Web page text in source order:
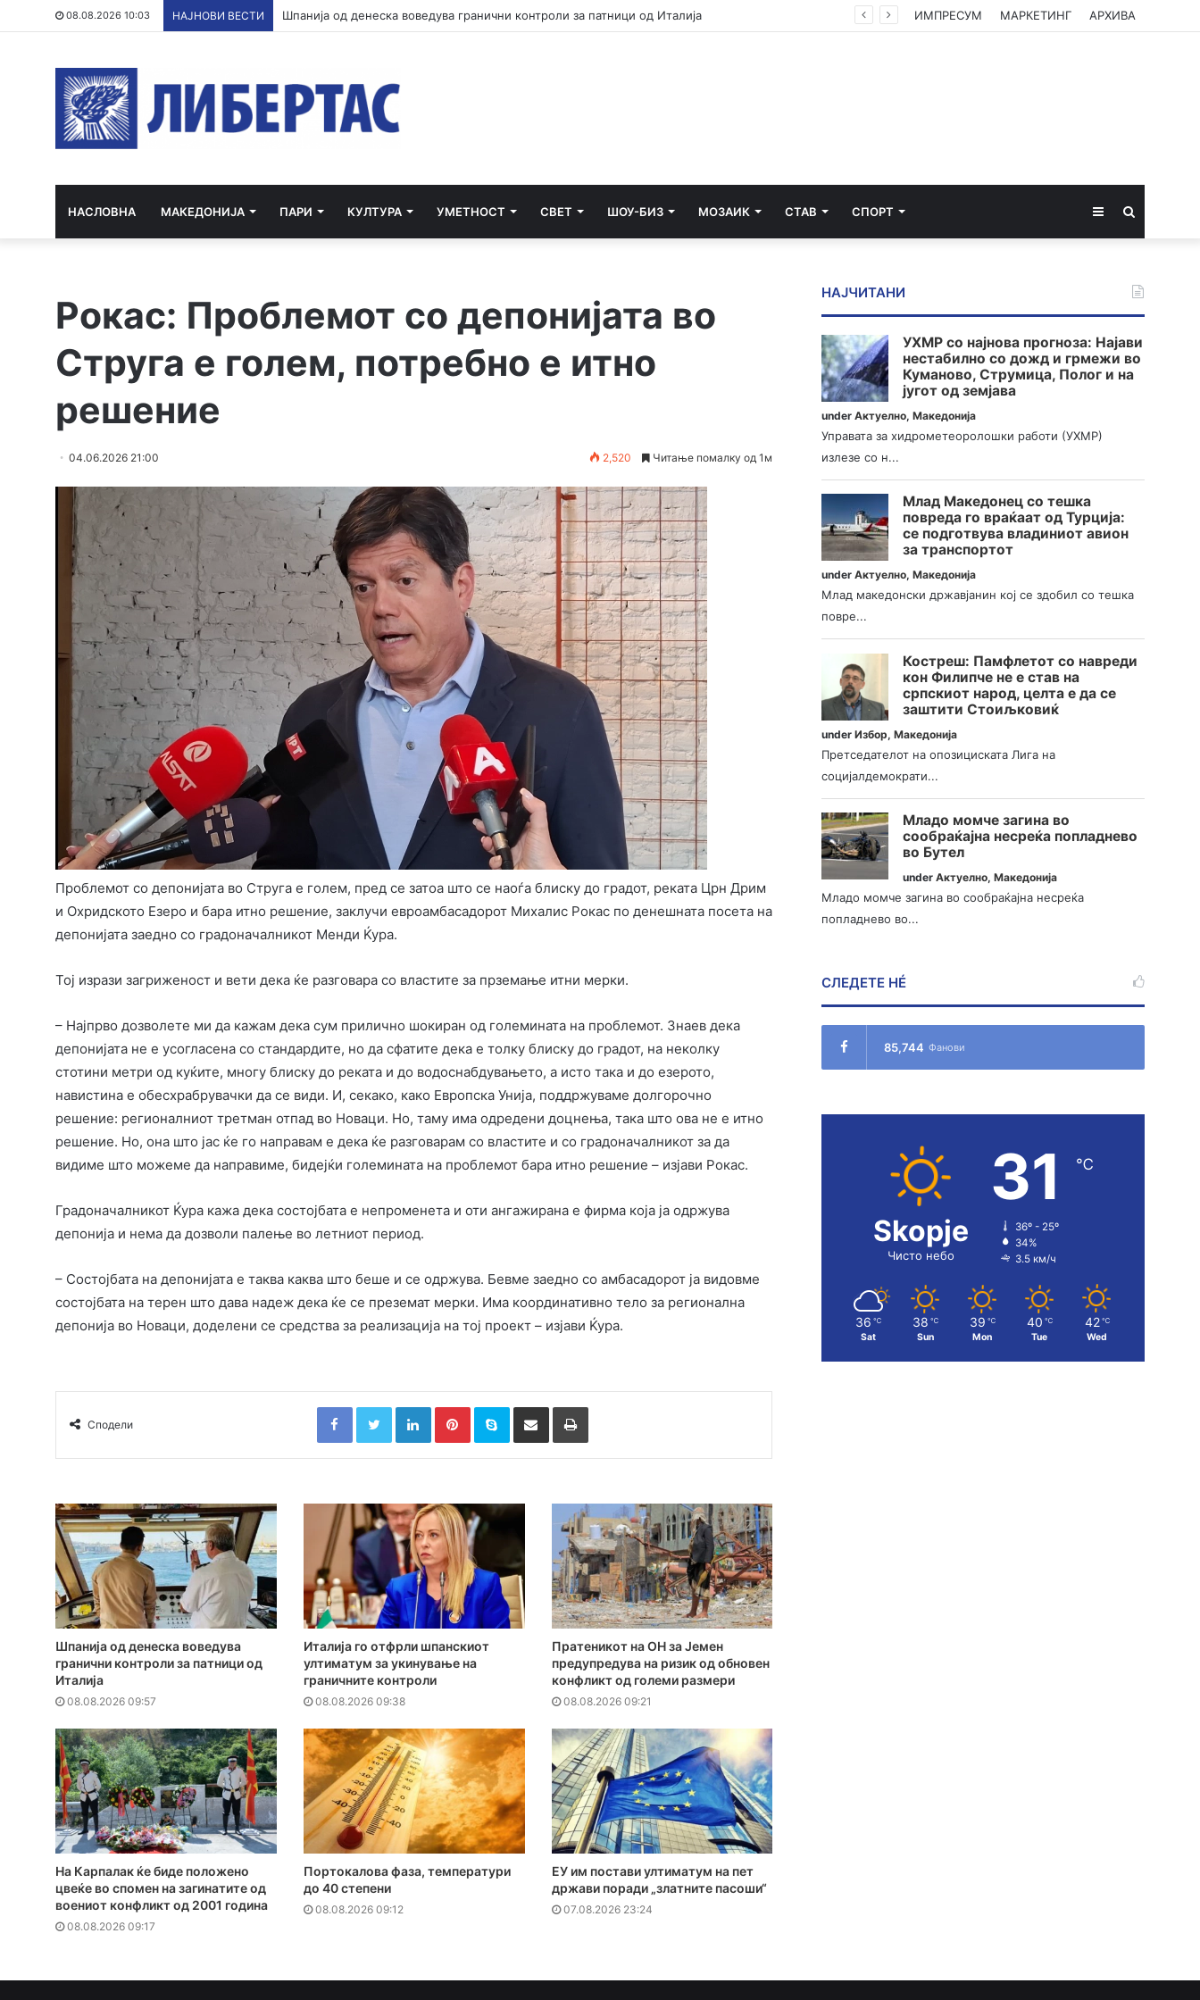
08.08.2026 10:03 НАЈНОВИ ВЕСТИ Италија го отфрли шпанскиот ултиматум за укинување на граничните контроли ИМПРЕСУМ МАРКЕТИНГ АРХИВА
НАСЛОВНА МАКЕДОНИЈА ПАРИ КУЛТУРА УМЕТНОСТ СВЕТ ШОУ-БИЗ МОЗАИК СТАВ СПОРТ Sidebar
Рокас: Проблемот со депонијата во
Струга е голем, потребно е итно
решение
04.06.2026 21:00 2,520 Читање помалку од 1м
Проблемот со депонијата во Струга е голем, пред се затоа што се наоѓа блиску до градот, реката Црн Дрим
и Охридското Езеро и бара итно решение, заклучи евроамбасадорот Михалис Рокас по денешната посета на
депонијата заедно со градоначалникот Менди Ќура.
Тој изрази загриженост и вети дека ќе разговара со властите за прземање итни мерки.
– Најпрво дозволете ми да кажам дека сум прилично шокиран од големината на проблемот. Знаев дека
депонијата не е усогласена со стандардите, но да сфатите дека е толку блиску до градот, на неколку
стотини метри од куќите, многу блиску до реката и до водоснабдувањето, а исто така и до езерото,
навистина е обесхрабрувачки да се види. И, секако, како Европска Унија, поддржуваме долгорочно
решение: регионалниот третман отпад во Новаци. Но, таму има одредени доцнења, така што ова не е итно
решение. Но, она што јас ќе го направам е дека ќе разговарам со властите и со градоначалникот за да
видиме што можеме да направиме, бидејќи големината на проблемот бара итно решение – изјави Рокас.
Градоначалникот Ќура кажа дека состојбата е непроменета и оти ангажирана е фирма која ја одржува
депонија и нема да дозволи палење во летниот период.
– Состојбата на депонијата е таква каква што беше и се одржува. Бевме заедно со амбасадорот ја видовме
состојбата на терен што дава надеж дека ќе се преземат мерки. Има координативно тело за регионална
депонија во Новаци, доделени се средства за реализација на тој проект – изјави Ќура.
Сподели
FacebookTwitterLinkedInPinterestSkype Сподели преку Е-маил Испринтај
Шпанија од денеска воведува
гранични контроли за патници од
Италија
08.08.2026 09:57
Италија го отфрли шпанскиот
ултиматум за укинување на
граничните контроли
08.08.2026 09:38
Пратеникот на ОН за Јемен
предупредува на ризик од обновен
конфликт од големи размери
08.08.2026 09:21
На Карпалак ќе биде положено
цвеќе во спомен на загинатите од
воениот конфликт од 2001 година
08.08.2026 09:17
Портокалова фаза, температури
до 40 степени
08.08.2026 09:12
ЕУ им постави ултиматум на пет
држави поради „златните пасоши“
07.08.2026 23:24
НАЈЧИТАНИ
УХМР со најнова прогноза: Најави
нестабилно со дожд и грмежи во
Куманово, Струмица, Полог и на
југот од земјава
underАктуелно,Македонија
Управата за хидрометеоролошки работи (УХМР)
излезе со н...
Млад Македонец со тешка
повреда го враќаат од Турција:
се подготвува владиниот авион
за транспортот
underАктуелно,Македонија
Млад македонски државјанин кој се здобил со тешка
повре...
Костреш: Памфлетот со навреди
кон Филипче не е став на
српскиот народ, целта е да се
заштити Стоиљковиќ
underИзбор,Македонија
Претседателот на опозициската Лига на
социјалдемократи...
Младо момче загина во
сообраќајна несреќа попладнево
во Бутел
underАктуелно,Македонија
Младо момче загина во сообраќајна несреќа
попладнево во...
СЛЕДЕТЕ НÉ
85,744 Фанови
Skopje
Чисто небо
31 ℃
36º - 25º
34%
3.5 км/ч
36 ℃
Sat
38 ℃
Sun
39 ℃
Mon
40 ℃
Tue
42 ℃
Wed